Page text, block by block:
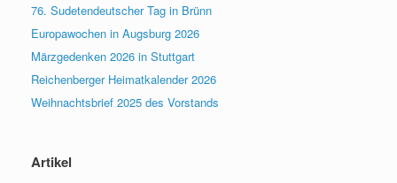
76. Sudetendeutscher Tag in Brünn
Europawochen in Augsburg 2026
Märzgedenken 2026 in Stuttgart
Reichenberger Heimatkalender 2026
Weihnachtsbrief 2025 des Vorstands
Artikel